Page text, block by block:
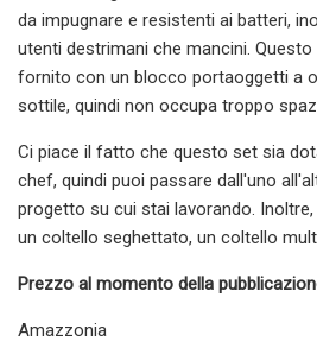
da impugnare e resistenti ai batteri,
utenti destrimani che mancini.
fornito con un blocco portaoggetti a
sottile, quindi non occupa troppo
Ci piace il fatto che questo set sia
chef, quindi puoi passare dall'uno
progetto su cui stai lavorando.
un coltello seghettato, un coltello
Prezzo al momento della
Amazzonia